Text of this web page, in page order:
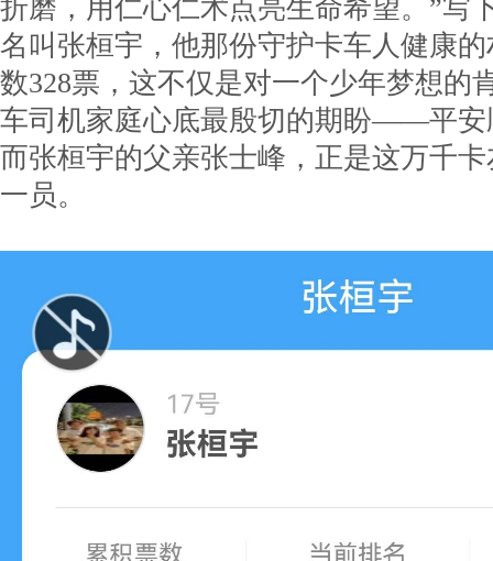
折磨，用仁心仁术点亮生命希望。”写
名叫张桓宇，他那份守护卡车人健康
数328票，这不仅是对一个少年梦想的
车司机家庭心底最殷切的期盼——平安
而张桓宇的父亲张士峰，正是这万千
一员。